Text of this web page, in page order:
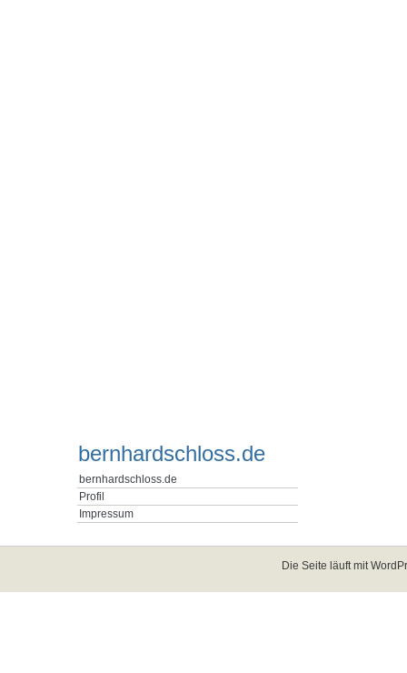
bernhardschloss.de
bernhardschloss.de
Profil
Impressum
Die Seite läuft mit